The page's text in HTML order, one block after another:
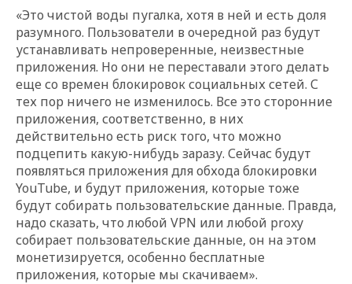
«Это чистой воды пугалка, хотя в ней и есть доля
разумного. Пользователи в очередной раз будут
устанавливать непроверенные, неизвестные
приложения. Но они не переставали этого делать
еще со времен блокировок социальных сетей. С
тех пор ничего не изменилось. Все это сторонние
приложения, соответственно, в них
действительно есть риск того, что можно
подцепить какую-нибудь заразу. Сейчас будут
появляться приложения для обхода блокировки
YouTube, и будут приложения, которые тоже
будут собирать пользовательские данные. Правда,
надо сказать, что любой VPN или любой proxy
собирает пользовательские данные, он на этом
монетизируется, особенно бесплатные
приложения, которые мы скачиваем».